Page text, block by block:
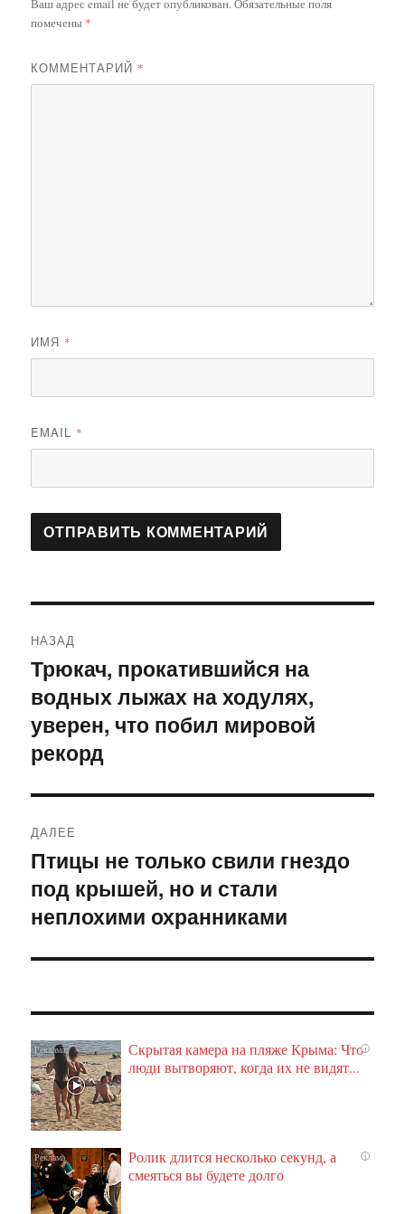
Ваш адрес email не будет опубликован.Обязательные поля
помечены *
КОММЕНТАРИЙ *
ИМЯ *
EMAIL *
по
записям
НАЗАД
Предыдущая
запись:
Трюкач, прокатившийся на
водных лыжах на ходулях,
уверен, что побил мировой
рекорд
ДАЛЕЕ
Следующая
запись:
Птицы не только свили гнездо
под крышей, но и стали
неплохими охранниками
i
Скрытая камера на пляже Крыма: Что
люди вытворяют, когда их не видят...
i
Ролик длится несколько секунд, а
смеяться вы будете долго